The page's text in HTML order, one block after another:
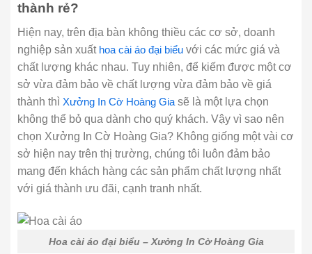
thành rẻ?
Hiện nay, trên địa bàn không thiều các cơ sở, doanh
nghiệp sản xuất hoa cài áo đại biểu với các mức giá và
chất lượng khác nhau. Tuy nhiên, để kiếm được một cơ
sở vừa đảm bảo về chất lượng vừa đảm bảo về giá
thành thì Xưởng In Cờ Hoàng Gia sẽ là một lựa chọn
không thể bỏ qua dành cho quý khách. Vậy vì sao nên
chọn Xưởng In Cờ Hoàng Gia? Không giống một vài cơ
sở hiện nay trên thị trường, chúng tôi luôn đảm bảo
mang đến khách hàng các sản phẩm chất lượng nhất
với giá thành ưu đãi, cạnh tranh nhất.
Hoa cài áo đại biểu – Xưởng In Cờ Hoàng Gia